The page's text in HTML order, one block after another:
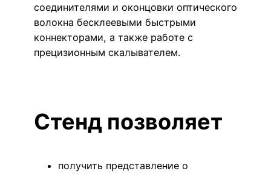
соединителями и оконцовки оптического
волокна бесклеевыми быстрыми
коннекторами, а также работе с
прецизионным скалывателем.
Стенд позволяет
получить представление о